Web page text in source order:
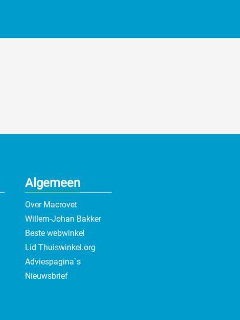
Algemeen
Over Macrovet
Willem-Johan Bakker
Beste webwinkel
Lid Thuiswinkel.org
Adviespagina`s
Nieuwsbrief